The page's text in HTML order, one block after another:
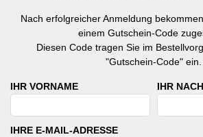
Nach erfolgreicher Anmeldung
einem Gutschein-Code
Diesen Code tragen Sie im
"Gutschein-Code" ein.
IHR VORNAME IHR
IHRE E-MAIL-ADRESSE